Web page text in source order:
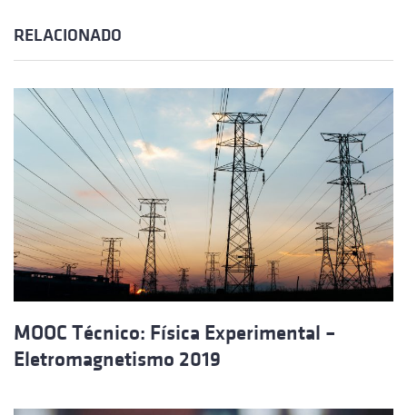
RELACIONADO
MOOC Técnico: Física Experimental –
Eletromagnetismo 2019